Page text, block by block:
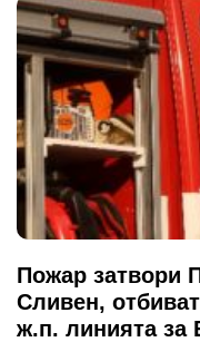
Пожар затвори
Сливен,
ж.п. линията за